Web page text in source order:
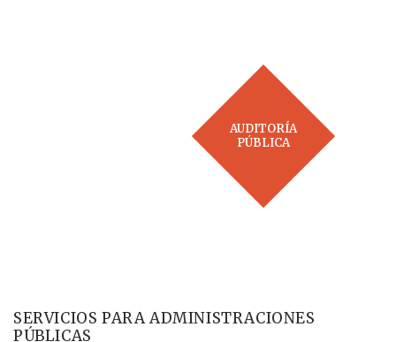
AUDITORÍA
PÚBLICA
SERVICIOS PARA ADMINISTRACIONES
PÚBLICAS